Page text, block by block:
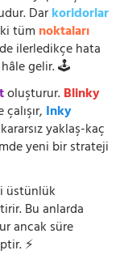
Darkoridorlar
tüm noktaları
ilerledikçe hata
hâle gelir. 🕹️
oluşturur.Blinky
Inky
yaklaş-kaç
yeni bir strateji
üstünlük
Bu anlarda
ancak süre
⚡